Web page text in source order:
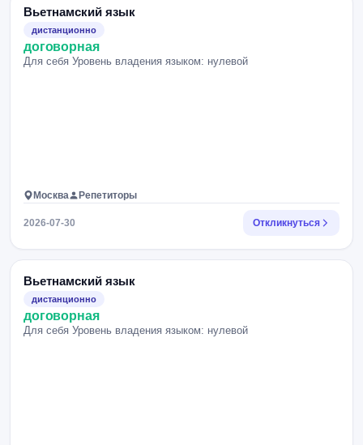
Вьетнамский язык
дистанционно
договорная
Для себя Уровень владения языком: нулевой
Москва Репетиторы
2026-07-30 Откликнуться
Вьетнамский язык
дистанционно
договорная
Для себя Уровень владения языком: нулевой